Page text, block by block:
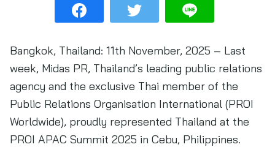
Bangkok, Thailand: 11th November, 2025 – Last
week, Midas PR, Thailand’s leading public relations
agency and the exclusive Thai member of the
Public Relations Organisation International (PROI
Worldwide), proudly represented Thailand at the
PROI APAC Summit 2025 in Cebu, Philippines.